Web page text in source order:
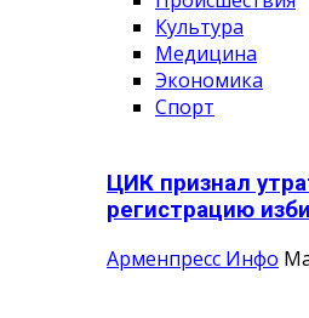
Культура
Медицина
Экономика
Спорт
ЦИК признал
регистрацию
Арменпресс Инфо